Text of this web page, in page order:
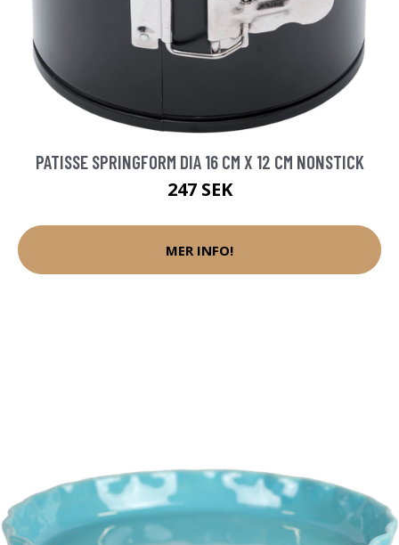
PATISSE SPRINGFORM DIA 16 CM X 12 CM NONSTICK
247 SEK
MER INFO!